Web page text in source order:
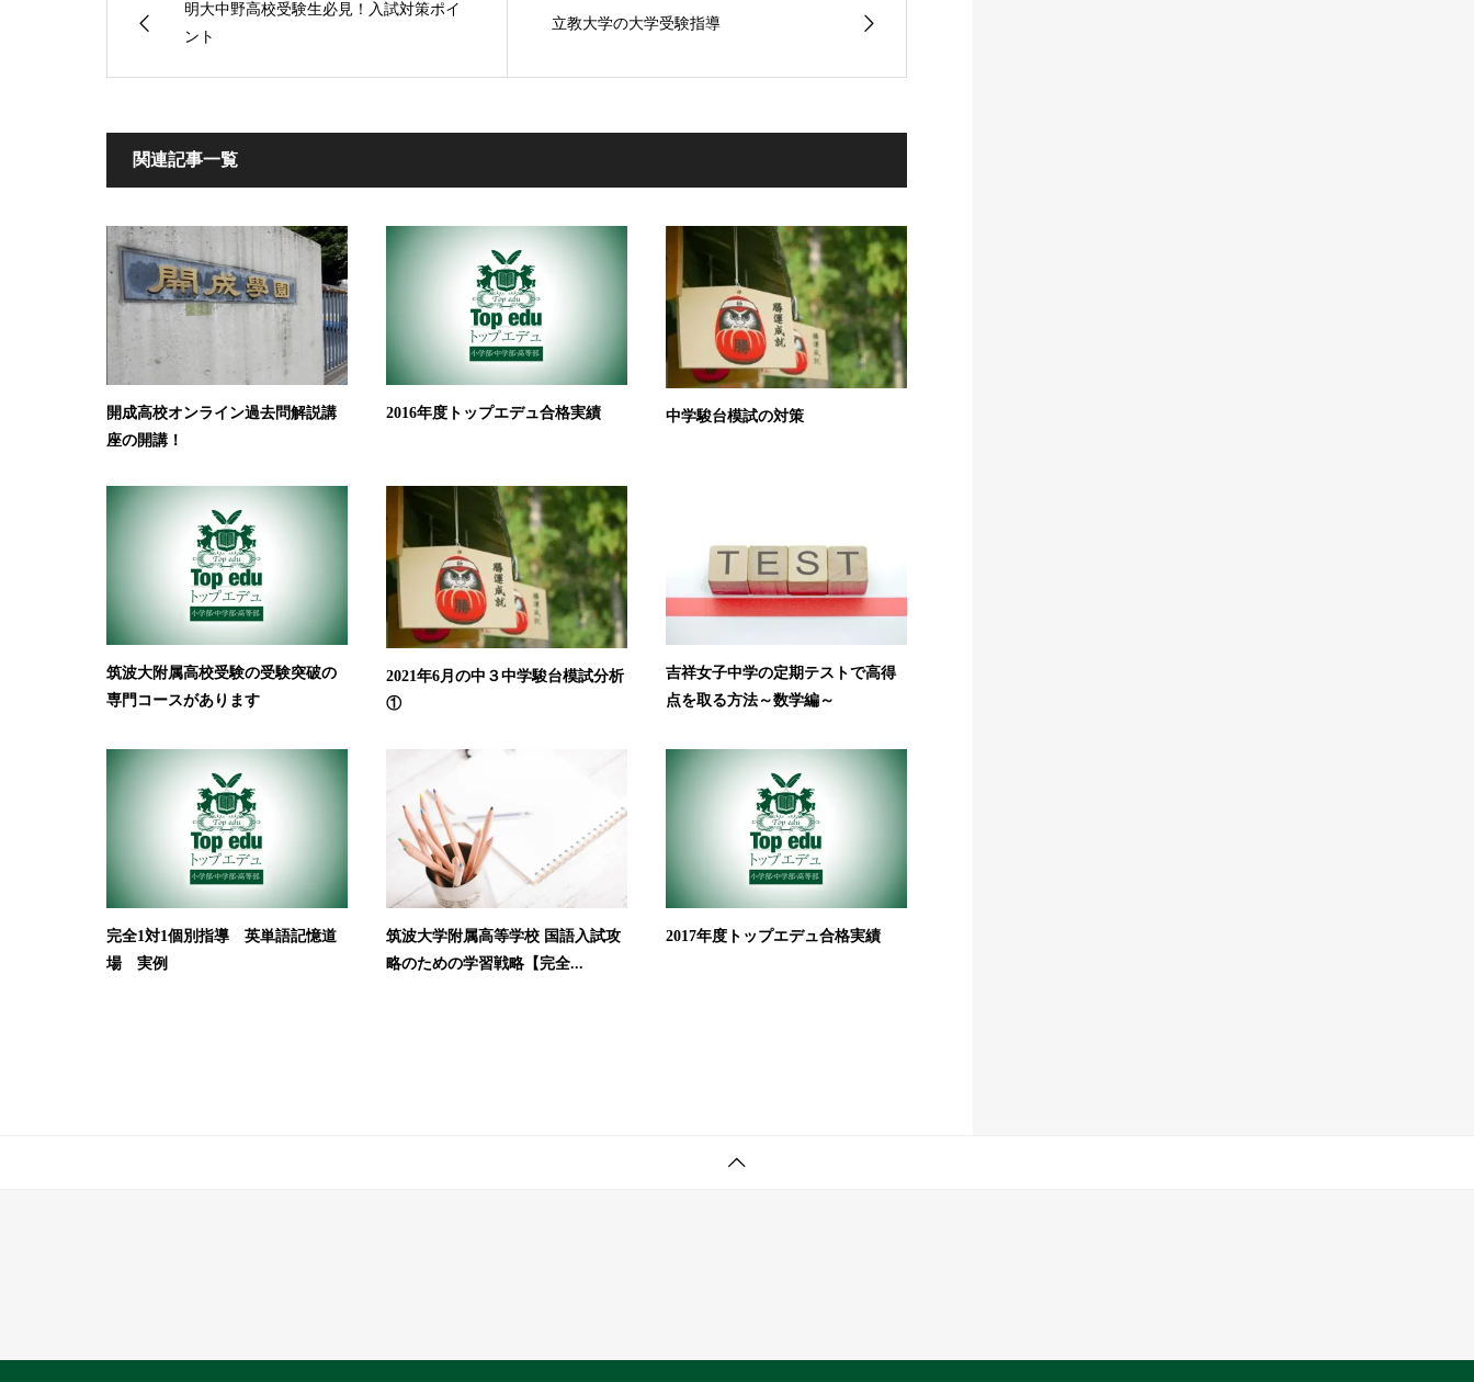
明大中野高校受験生必見！入試対策ポイ
ント
立教大学の大学受験指導
関連記事一覧
開成高校オンライン過去問解説講
座の開講！
2016年度トップエデュ合格実績 中学駿台模試の対策
筑波大附属高校受験の受験突破の
専門コースがあります
2021年6月の中３中学駿台模試分析
①
吉祥女子中学の定期テストで高得
点を取る方法～数学編～
完全1対1個別指導 英単語記憶道
場 実例
筑波大学附属高等学校 国語入試攻
略のための学習戦略【完全...
2017年度トップエデュ合格実績